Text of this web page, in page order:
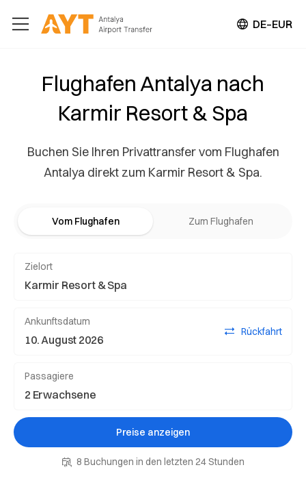
DE–EUR
Flughafen Antalya nach
Karmir Resort & Spa
Buchen Sie Ihren Privattransfer vom Flughafen
Antalya direkt zum Karmir Resort & Spa.
Vom Flughafen Zum Flughafen
Zielort
Ankunftsdatum
Rückfahrt
Passagiere
Preise anzeigen
8 Buchungen in den letzten 24 Stunden